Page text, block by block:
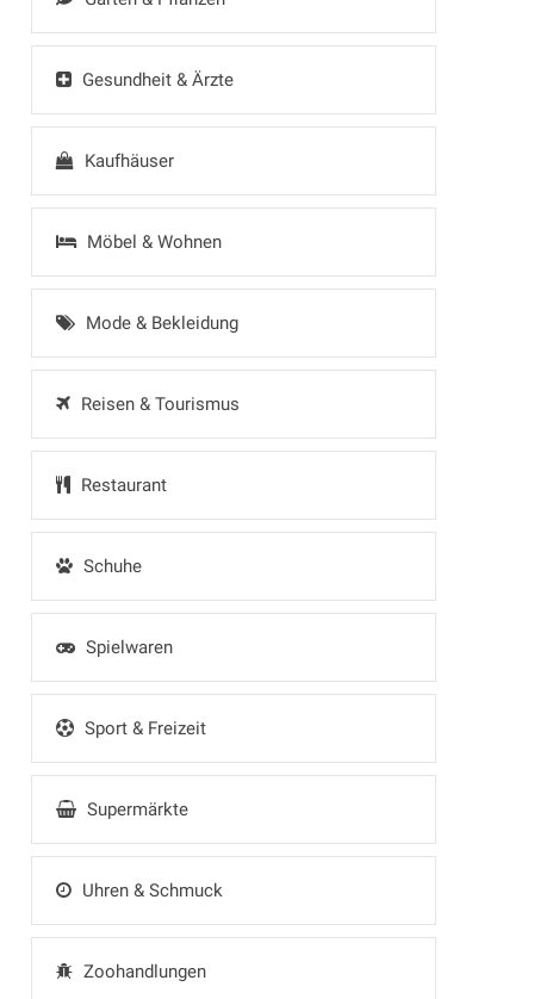
Gesundheit & Ärzte
Kaufhäuser
Möbel & Wohnen
Mode & Bekleidung
Reisen & Tourismus
Restaurant
Schuhe
Spielwaren
Sport & Freizeit
Supermärkte
Uhren & Schmuck
Zoohandlungen